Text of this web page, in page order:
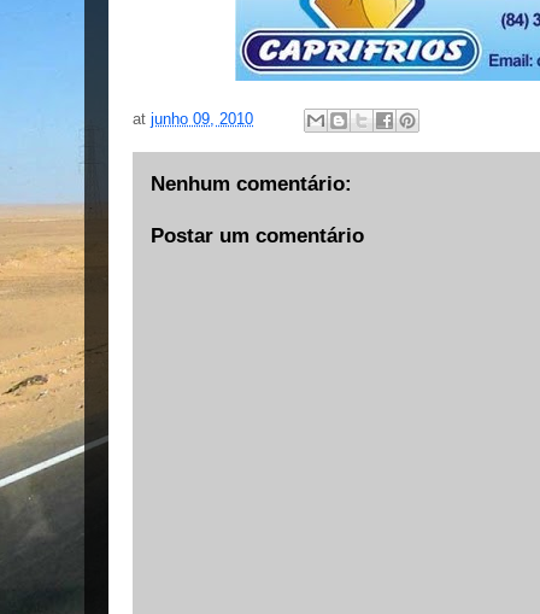
at junho 09, 2010
Nenhum comentário:
Postar um comentário